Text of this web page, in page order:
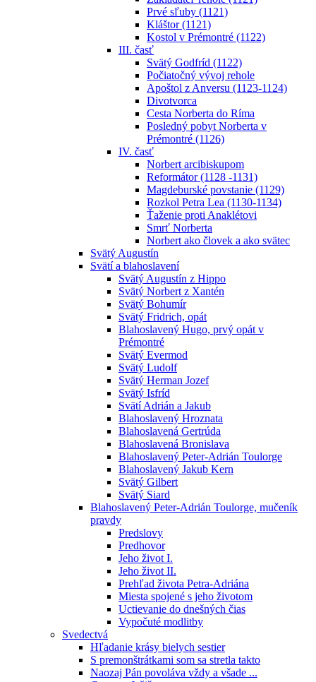
Prvé sľuby (1121)
Kláštor (1121)
Kostol v Prémontré (1122)
III. časť
Svätý Godfríd (1122)
Počiatočný vývoj rehole
Apoštol z Anversu (1123-1124)
Divotvorca
Cesta Norberta do Ríma
Posledný pobyt Norberta v
Prémontré (1126)
IV. časť
Norbert arcibiskupom
Reformátor (1128 -1131)
Magdeburské povstanie (1129)
Rozkol Petra Lea (1130-1134)
Ťaženie proti Anaklétovi
Smrť Norberta
Norbert ako človek a ako svätec
Svätý Augustín
Svätí a blahoslavení
Svätý Augustín z Hippo
Svätý Norbert z Xantén
Svätý Bohumír
Svätý Fridrich, opát
Blahoslavený Hugo, prvý opát v
Prémontré
Svätý Evermod
Svätý Ludolf
Svätý Herman Jozef
Svätý Isfríd
Svätí Adrián a Jakub
Blahoslavený Hroznata
Blahoslavená Gertrúda
Blahoslavená Bronislava
Blahoslavený Peter-Adrián Toulorge
Blahoslavený Jakub Kern
Svätý Gilbert
Svätý Siard
Blahoslavený Peter-Adrián Toulorge, mučeník
pravdy
Predslovy
Predhovor
Jeho život I.
Jeho život II.
Prehľad života Petra-Adriána
Miesta spojené s jeho životom
Uctievanie do dnešných čias
Vypočuté modlitby
Svedectvá
Hľadanie krásy bielych sestier
S premonštrátkami som sa stretla takto
Naozaj Pán povoláva vždy a všade ...